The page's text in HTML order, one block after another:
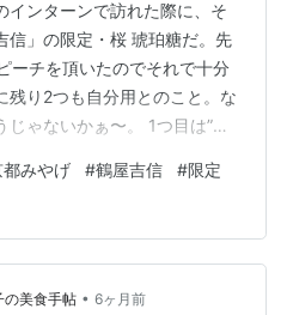
インターンで訪れた際に、そ
信」の限定・桜 琥珀糖だ。先
ーチを頂いたのでそれで十分
残り2つも自分用とのこと。な
ゃないかぁ〜。 1つ目は”チ
かった？但し、今回のチェ
じゃないかぁ〜！あの甘み
しいじゃないかぁ〜！ 更に3
、この外カリッで中もちもちの
える。これっホント上品な
都みやげ #鶴屋吉信 #限定
の美食手帖 • 6ヶ月前